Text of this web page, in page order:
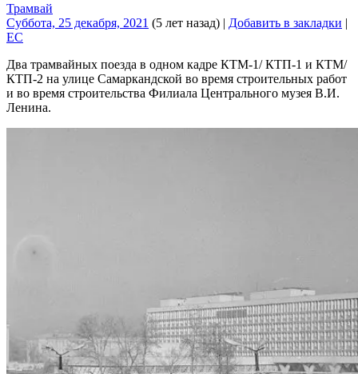
Трамвай
Суббота, 25 декабря, 2021 (5 лет назад) | Добавить в закладки |
EC
Два трамвайных поезда в одном кадре КТМ-1/ КТП-1 и КТМ/
КТП-2 на улице Самаркандской во время строительных работ
и во время строительства Филиала Центрального музея В.И.
Ленина.